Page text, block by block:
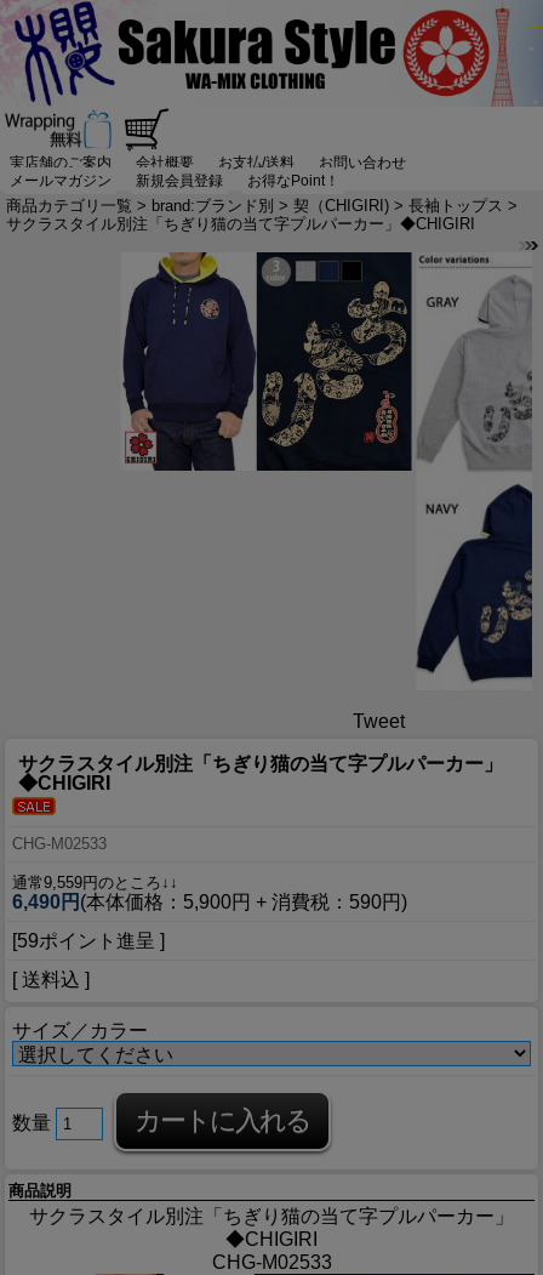
実店舗のご案内 会社概要 お支払/送料
お問い合わせ
メールマガジン
新規会員登録 お得なPoint！
商品カテゴリ一覧 > brand:ブランド別 > 契（CHIGIRI) > 長袖トップス >
サクラスタイル別注「ちぎり猫の当て字プルパーカー」◆CHIGIRI
Tweet
サクラスタイル別注「ちぎり猫の当て字プルパーカー」
◆CHIGIRI
CHG-M02533
通常9,559円のところ↓↓
6,490円 (本体価格：5,900円 + 消費税：590円)
[59ポイント進呈 ]
[ 送料込 ]
サイズ／カラー
数量
商品説明
サクラスタイル別注「ちぎり猫の当て字プルパーカー」
◆CHIGIRI
CHG-M02533